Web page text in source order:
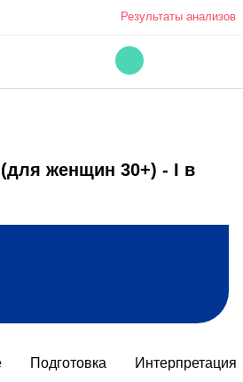
Результаты анализов
женщин 30+) - I в
Подготовка Интерпретация